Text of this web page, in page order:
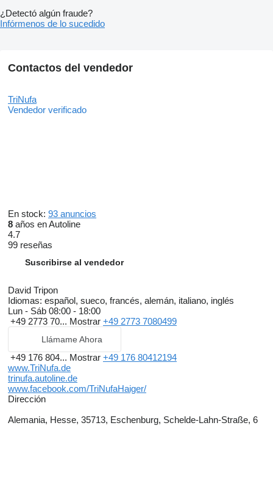
¿Detectó algún fraude?
Infórmenos de lo sucedido
Contactos del vendedor
TriNufa
Vendedor verificado
En stock: 93 anuncios
8 años en Autoline
4.7
99 reseñas
Suscribirse al vendedor
David Tripon
Idiomas: español, sueco, francés, alemán, italiano, inglés
Lun - Sáb 08:00 - 18:00
+49 2773 70... Mostrar +49 2773 7080499
Llámame Ahora
+49 176 804... Mostrar +49 176 80412194
www.TriNufa.de
trinufa.autoline.de
www.facebook.com/TriNufaHaiger/
Dirección
Alemania, Hesse, 35713, Eschenburg, Schelde-Lahn-Straße, 6